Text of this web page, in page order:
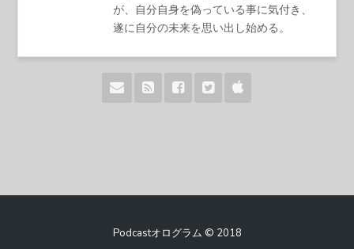
が、自分自身を偽っている事に気付き、
遂に自分の未来を思い出し始める。
Podcastオログラム © 2018